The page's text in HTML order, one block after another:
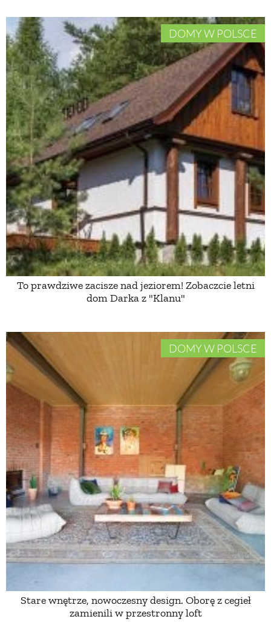
DOMY W POLSCE
To prawdziwe zacisze nad jeziorem! Zobaczcie letni
dom Darka z "Klanu"
DOMY W POLSCE
Stare wnętrze, nowoczesny design. Oborę z cegieł
zamienili w przestronny loft